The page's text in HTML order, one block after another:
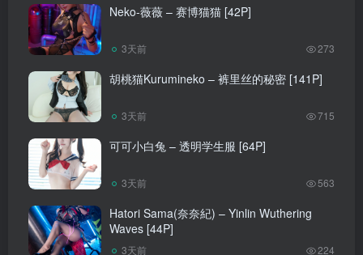
Neko-薇薇 – 赛博猫猫 [42P]
3天前 273
胡桃猫Kurumineko – 裤里丝的秘密 [141P]
3天前 715
可可小白兔 – 透明学生服 [64P]
3天前 563
Hatori Sama(奈奈紀) – Yinlin Wuthering
Waves [44P]
3天前 224